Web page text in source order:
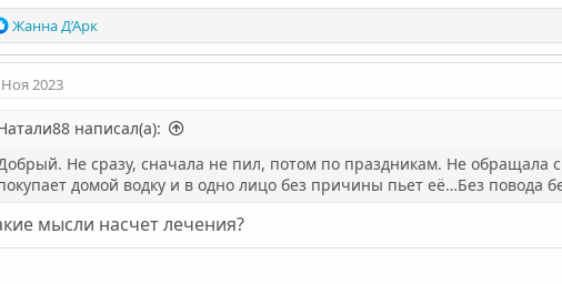
Р
е
а
к
и
:
Жанна Д’Арк
2023
написал(а):
Не сразу, сначала не пил, потом по праздникам. Не обращала
домой водку и в одно лицо без причины пьет её…Без повода
мысли насчет лечения?